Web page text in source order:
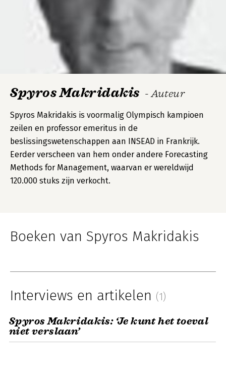
Spyros Makridakis - Auteur
Spyros Makridakis is voormalig Olympisch kampioen
zeilen en professor emeritus in de
beslissingswetenschappen aan INSEAD in Frankrijk.
Eerder verscheen van hem onder andere Forecasting
Methods for Management, waarvan er wereldwijd
120.000 stuks zijn verkocht.
Boeken van Spyros Makridakis
Interviews en artikelen (1)
Spyros Makridakis: ‘Je kunt het toeval
niet verslaan’